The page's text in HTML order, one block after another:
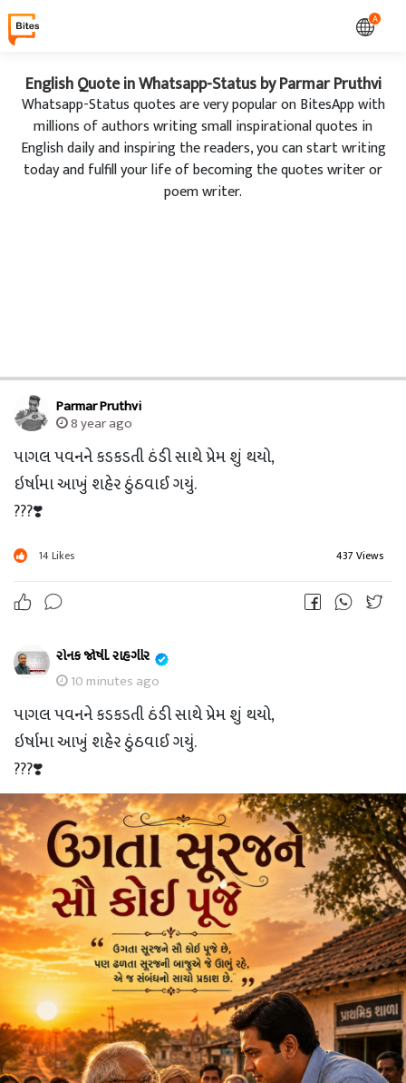
A
English Quote in Whatsapp-Status by Parmar Pruthvi
Whatsapp-Status quotes are very popular on BitesApp with
millions of authors writing small inspirational quotes in
English daily and inspiring the readers, you can start writing
today and fulfill your life of becoming the quotes writer or
poem writer.
Parmar Pruthvi
8 year ago
પાગલ પવનને કડકડતી ઠંડી સાથે પ્રેમ શું થયો,
ઇર્ષામા આખું શહેર ઠુંઠવાઈ ગયું.
???❣️
14Likes 437 Views
રોનક જોષી. રાહગીર
10 minutes ago
પાગલ પવનને કડકડતી ઠંડી સાથે પ્રેમ શું થયો,
ઇર્ષામા આખું શહેર ઠુંઠવાઈ ગયું.
???❣️